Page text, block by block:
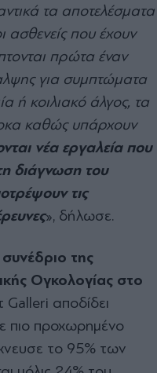
τα αποτελέσματα
ασθενείς που έχουν
πρώτα έναν
για συμπτώματα
ή κοιλιακό άλγος, τα
καθώς υπάρχουν
νέα εργαλεία που
διάγνωση του
τις
», δήλωσε.
της
Ογκολογίας στο
Galleri αποδίδει
πιο προχωρημένο
το 95% των